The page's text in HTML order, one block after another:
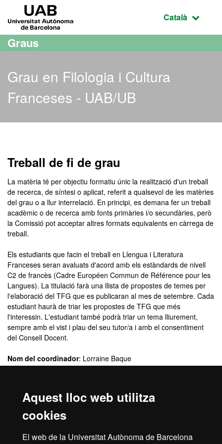
Aquest lloc web utilitza
cookies
El web de la Universitat Autònoma de Barcelona
Ves al contingut principal
Ves a la navegació de la pàgina
Idioma
Català
Graus
Grau en Filologia i Cultura
Franceses - UAB/UB
Treball de fi de grau
La matèria té per objectiu formatiu únic la realització d'un treball
de recerca, de síntesi o aplicat, referit a qualsevol de les matèries
del grau o a llur interrelació. En principi, es demana fer un treball
acadèmic o de recerca amb fonts primàries i/o secundàries, però
la Comissió pot acceptar altres formats equivalents en càrrega de
treball.
Els estudiants que facin el treball en Llengua i Literatura
Franceses seran avaluats d'acord amb els estàndards de nivell
C2 de francès (Cadre Européen Commun de Référence pour les
Langues). La titulació farà una llista de propostes de temes per
l'elaboració del TFG que es publicaran al mes de setembre. Cada
estudiant haurà de triar les propostes de TFG que més
l'interessin. L'estudiant també podrà triar un tema lliurement,
sempre amb el vist i plau del seu tutor/a i amb el consentiment
del Consell Docent.
Nom del coordinador: Lorraine Baque
(Lorraine.Baque@uab.cat)
Guia docent
amb millor valoració alDipòsit Digital de Documents de la UAB.